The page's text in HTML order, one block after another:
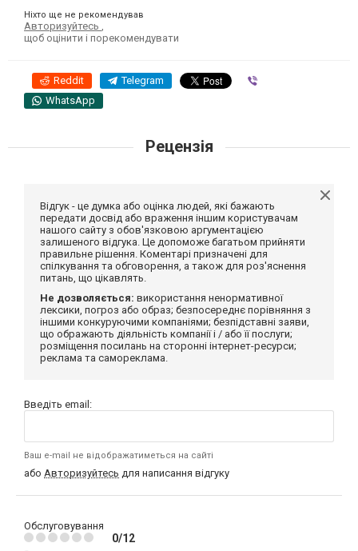
Ніхто ще не рекомендував
Авторизуйтесь ,
щоб оцінити і порекомендувати
Reddit Telegram
WhatsApp
Рецензія
Відгук - це думка або оцінка людей, які бажають
передати досвід або враження іншим користувачам
нашого сайту з обов'язковою аргументацією
залишеного відгука. Це допоможе багатьом прийняти
правильне рішення. Коментарі призначені для
спілкування та обговорення, а також для роз'яснення
питань, що цікавлять.
Не дозволяється: використання ненормативної
лексики, погроз або образ; безпосереднє порівняння з
іншими конкуруючими компаніями; безпідставні заяви,
що ображають діяльність компанії і / або її послуги;
розміщення посилань на сторонні інтернет-ресурси;
реклама та самореклама.
Введіть email:
Ваш e-mail не відображатиметься на сайті
або Авторизуйтесь для написання відгуку
Обслуговування
0/12